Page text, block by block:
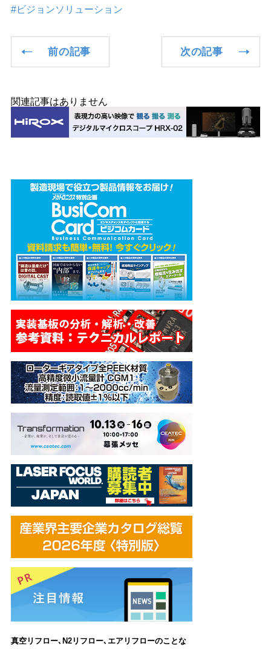
#ビジョンソリューション
前の記事 次の記事
関連記事はありません
真空リフロー､N2リフロー､エアリフローのことな